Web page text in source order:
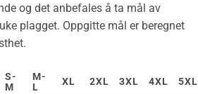
og det anbefales å ta mål av
plagget. Oppgitte mål er beregnet
S-
M
M-
L
XL 2XL 3XL 4XL 5XL